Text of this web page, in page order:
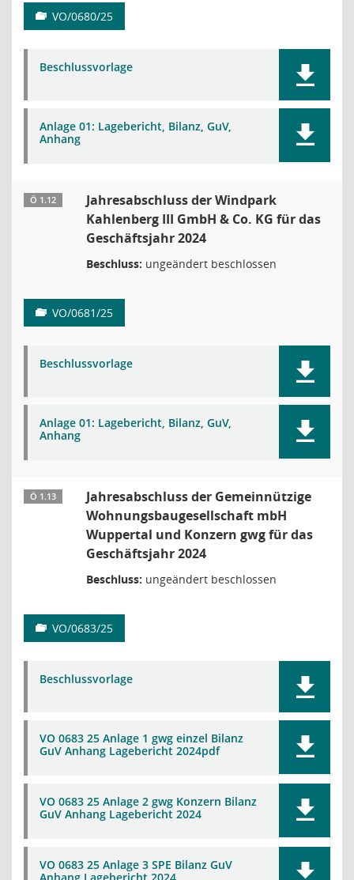
VO/0680/25
Beschlussvorlage
Anlage 01: Lagebericht, Bilanz, GuV,
Anhang
Ö 1.12
Jahresabschluss der Windpark
Kahlenberg III GmbH & Co. KG für das
Geschäftsjahr 2024
Beschluss: ungeändert beschlossen
VO/0681/25
Beschlussvorlage
Anlage 01: Lagebericht, Bilanz, GuV,
Anhang
Ö 1.13
Jahresabschluss der Gemeinnützige
Wohnungsbaugesellschaft mbH
Wuppertal und Konzern gwg für das
Geschäftsjahr 2024
Beschluss: ungeändert beschlossen
VO/0683/25
Beschlussvorlage
VO 0683 25 Anlage 1 gwg einzel Bilanz
GuV Anhang Lagebericht 2024pdf
VO 0683 25 Anlage 2 gwg Konzern Bilanz
GuV Anhang Lagebericht 2024
VO 0683 25 Anlage 3 SPE Bilanz GuV